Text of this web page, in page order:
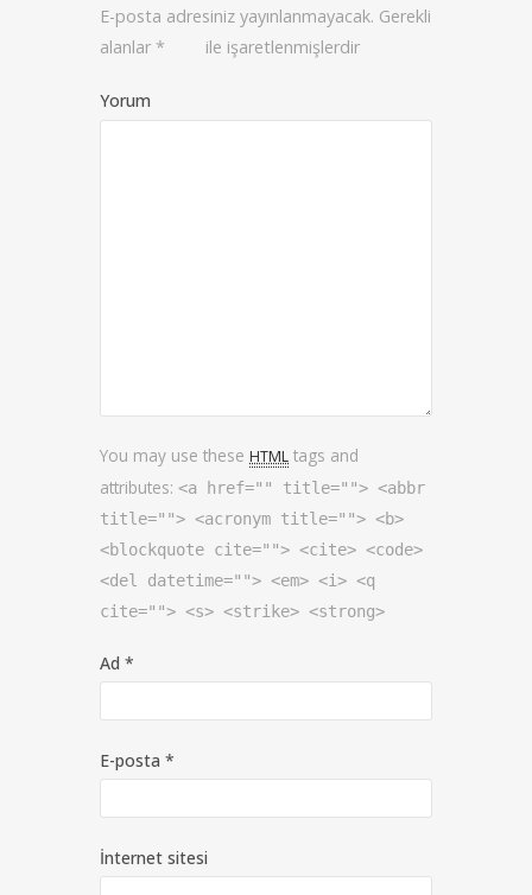
E-posta adresiniz yayınlanmayacak. Gerekli
alanlar * ile işaretlenmişlerdir
Yorum
You may use these HTML tags and
attributes: <a href="" title=""> <abbr
title=""> <acronym title=""> <b>
<blockquote cite=""> <cite> <code>
<del datetime=""> <em> <i> <q
cite=""> <s> <strike> <strong>
Ad *
E-posta *
İnternet sitesi